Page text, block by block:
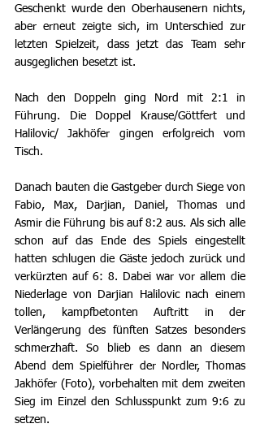
Geschenkt wurde den Oberhausenern nichts,
aber erneut zeigte sich, im Unterschied zur
letzten Spielzeit, dass jetzt das Team sehr
ausgeglichen besetzt ist.
Nach den Doppeln ging Nord mit 2:1 in
Führung. Die Doppel Krause/Göttfert und
Halilovic/ Jakhöfer gingen erfolgreich vom
Tisch.
Danach bauten die Gastgeber durch Siege von
Fabio, Max, Darjian, Daniel, Thomas und
Asmir die Führung bis auf 8:2 aus. Als sich alle
schon auf das Ende des Spiels eingestellt
hatten schlugen die Gäste jedoch zurück und
verkürzten auf 6: 8. Dabei war vor allem die
Niederlage von Darjian Halilovic nach einem
tollen, kampfbetonten Auftritt in der
Verlängerung des fünften Satzes besonders
schmerzhaft. So blieb es dann an diesem
Abend dem Spielführer der Nordler, Thomas
Jakhöfer (Foto), vorbehalten mit dem zweiten
Sieg im Einzel den Schlusspunkt zum 9:6 zu
setzen.